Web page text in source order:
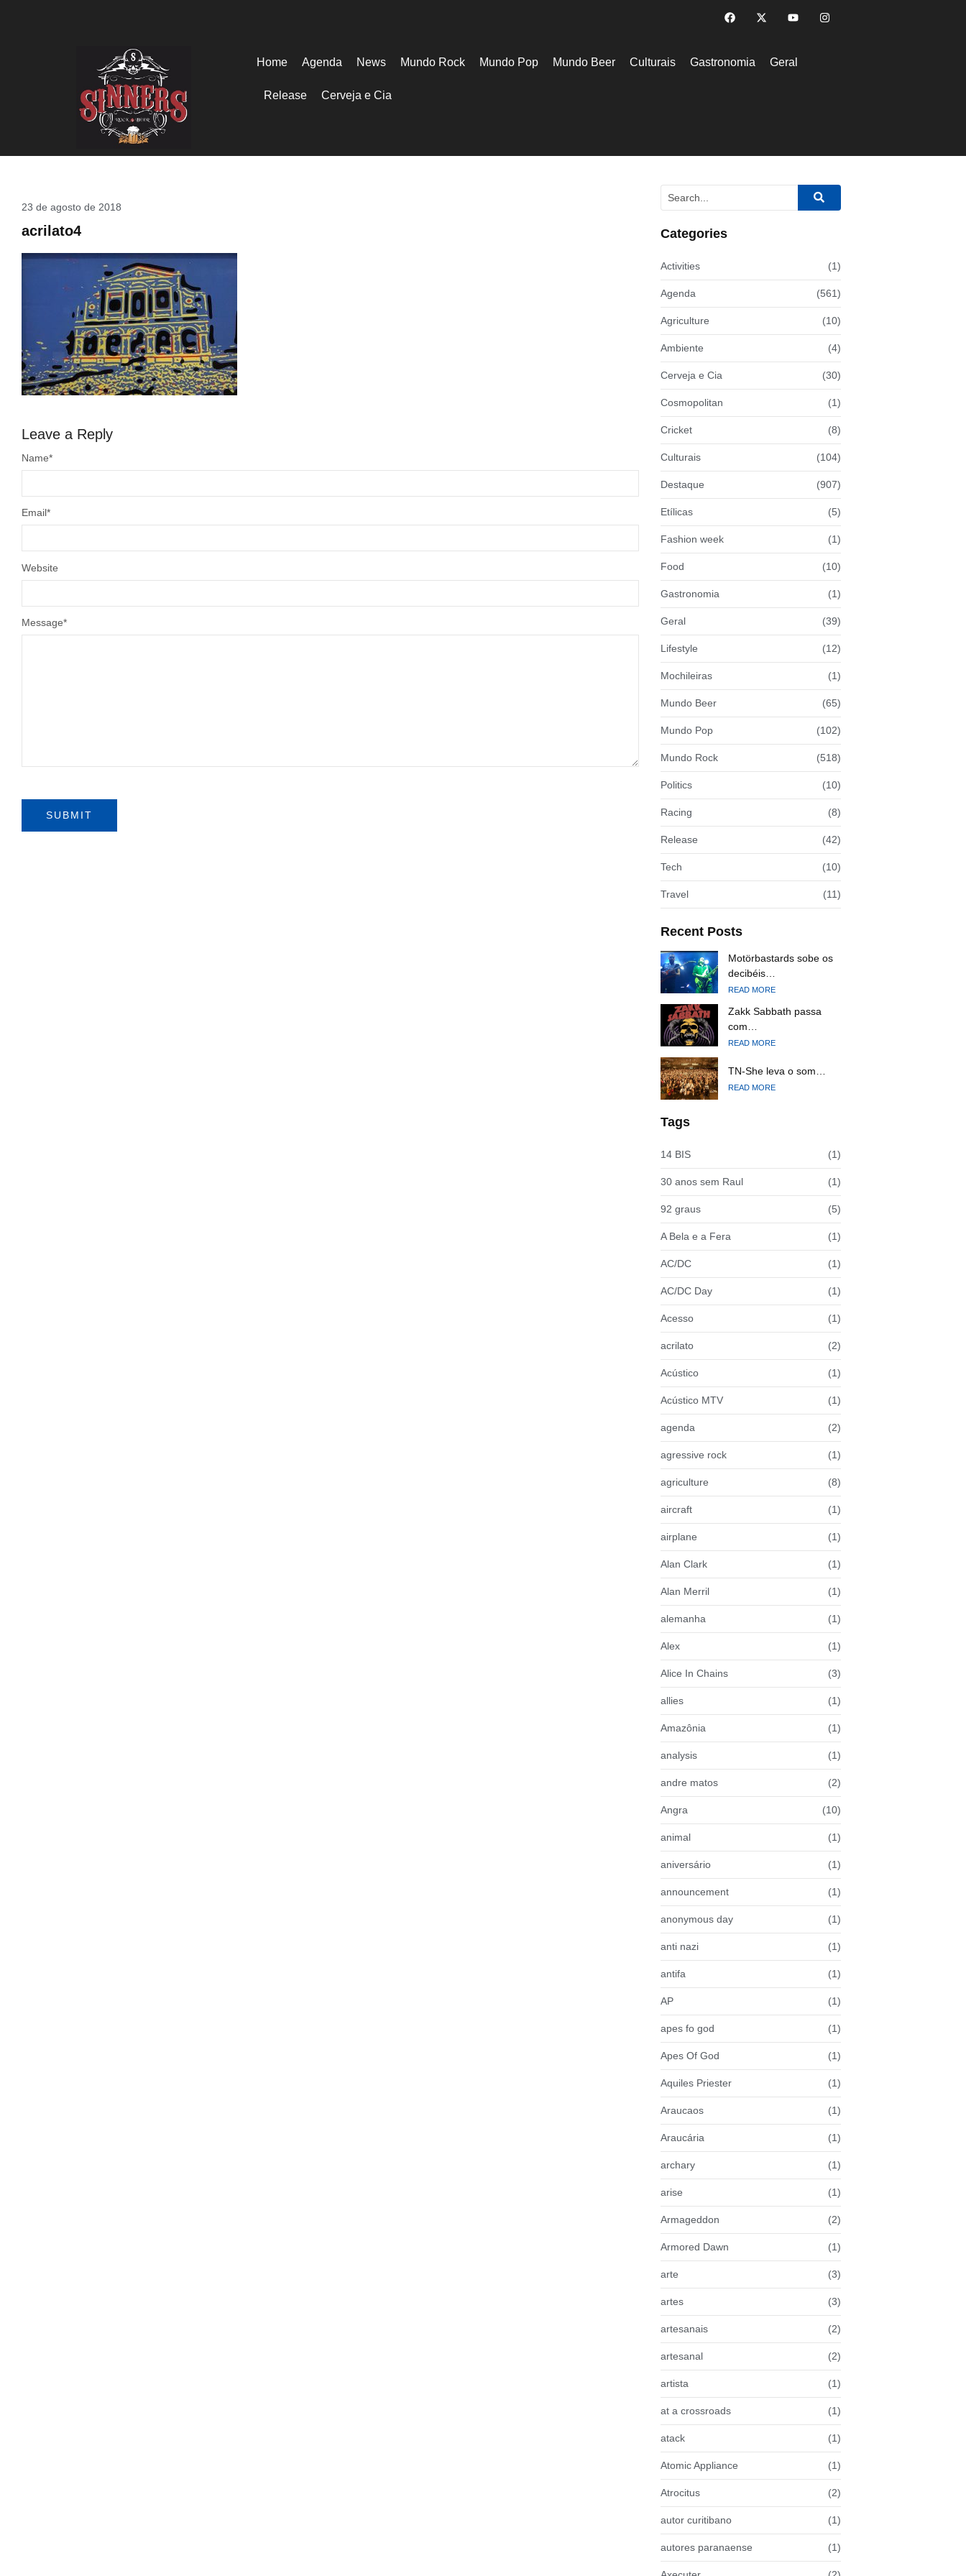
Home Agenda News Mundo Rock Mundo Pop Mundo Beer Culturais Gastronomia Geral
Release Cerveja e Cia
23 de agosto de 2018
acrilato4
Leave a Reply
Message*
Name*
Email*
Website
Categories
Activities (1)
Agenda (561)
Agriculture (10)
Ambiente (4)
Cerveja e Cia (30)
Cosmopolitan (1)
Cricket (8)
Culturais (104)
Destaque (907)
Etílicas (5)
Fashion week (1)
Food (10)
Gastronomia (1)
Geral (39)
Lifestyle (12)
Mochileiras (1)
Mundo Beer (65)
Mundo Pop (102)
Mundo Rock (518)
Politics (10)
Racing (8)
Release (42)
Tech (10)
Travel (11)
Recent Posts
Motörbastards sobe os
decibéis…
READ MORE
Zakk Sabbath passa
com…
READ MORE
TN-She leva o som…
READ MORE
Tags
14 BIS (1)
30 anos sem Raul (1)
92 graus (5)
A Bela e a Fera (1)
AC/DC (1)
AC/DC Day (1)
Acesso (1)
acrilato (2)
Acústico (1)
Acústico MTV (1)
agenda (2)
agressive rock (1)
agriculture (8)
aircraft (1)
airplane (1)
Alan Clark (1)
Alan Merril (1)
alemanha (1)
Alex (1)
Alice In Chains (3)
allies (1)
Amazônia (1)
analysis (1)
andre matos (2)
Angra (10)
animal (1)
aniversário (1)
announcement (1)
anonymous day (1)
anti nazi (1)
antifa (1)
AP (1)
apes fo god (1)
Apes Of God (1)
Aquiles Priester (1)
Araucaos (1)
Araucária (1)
archary (1)
arise (1)
Armageddon (2)
Armored Dawn (1)
arte (3)
artes (3)
artesanais (2)
artesanal (2)
artista (1)
at a crossroads (1)
atack (1)
Atomic Appliance (1)
Atrocitus (2)
autor curitibano (1)
autores paranaense (1)